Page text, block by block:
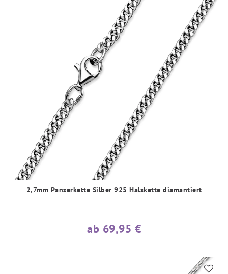
2,7mm Panzerkette Silber 925 Halskette diamantiert
ab 69,95 €